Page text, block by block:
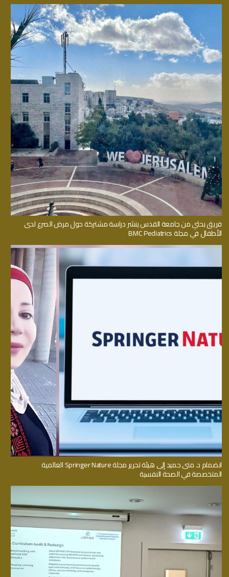
فريق بحثي من جامعة القدس ينشر دراسة مشتركة حول مرض الصرع لدى
الأطفال في مجلة BMC Pediatrics
انضمام د. منى حميد إلى هيئة تحرير مجلة Springer Nature العالمية
المتخصصة في الصحة النفسية